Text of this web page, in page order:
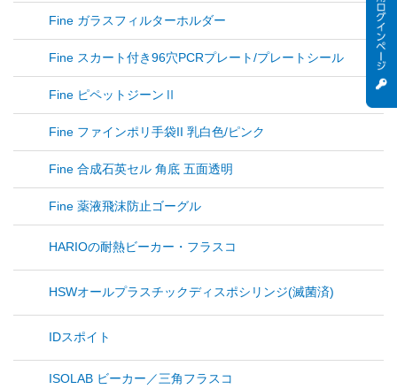
Fine ガラスフィルターホルダー
Fine スカート付き96穴PCRプレート/プレートシール
Fine ピペットジーンⅡ
Fine ファインポリ手袋II 乳白色/ピンク
Fine 合成石英セル 角底 五面透明
Fine 薬液飛沫防止ゴーグル
HARIOの耐熱ビーカー・フラスコ
HSWオールプラスチックディスポシリンジ(滅菌済)
IDスポイト
ISOLAB ビーカー／三角フラスコ